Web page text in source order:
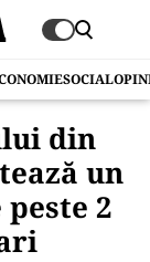
SOCIAL
din
un
2